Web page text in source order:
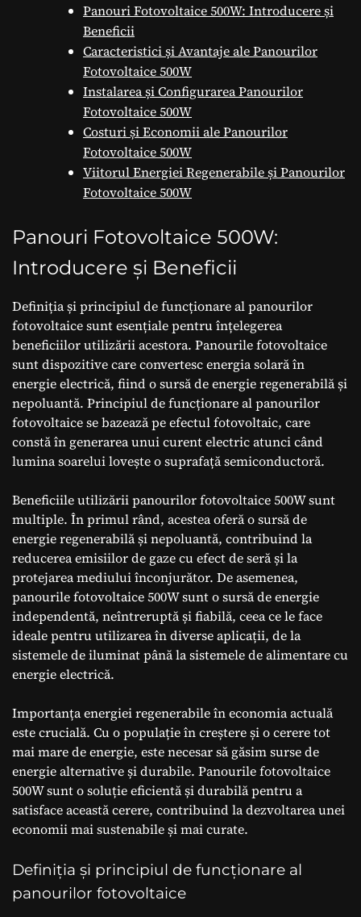
Panouri Fotovoltaice 500W: Introducere și
Beneficii
Caracteristici și Avantaje ale Panourilor
Fotovoltaice 500W
Instalarea și Configurarea Panourilor
Fotovoltaice 500W
Costuri și Economii ale Panourilor
Fotovoltaice 500W
Viitorul Energiei Regenerabile și Panourilor
Fotovoltaice 500W
Panouri Fotovoltaice 500W:
Introducere și Beneficii
Definiția și principiul de funcționare al panourilor
fotovoltaice sunt esențiale pentru înțelegerea
beneficiilor utilizării acestora. Panourile fotovoltaice
sunt dispozitive care convertesc energia solară în
energie electrică, fiind o sursă de energie regenerabilă și
nepoluantă. Principiul de funcționare al panourilor
fotovoltaice se bazează pe efectul fotovoltaic, care
constă în generarea unui curent electric atunci când
lumina soarelui lovește o suprafață semiconductoră.
Beneficiile utilizării panourilor fotovoltaice 500W sunt
multiple. În primul rând, acestea oferă o sursă de
energie regenerabilă și nepoluantă, contribuind la
reducerea emisiilor de gaze cu efect de seră și la
protejarea mediului înconjurător. De asemenea,
panourile fotovoltaice 500W sunt o sursă de energie
independentă, neîntreruptă și fiabilă, ceea ce le face
ideale pentru utilizarea în diverse aplicații, de la
sistemele de iluminat până la sistemele de alimentare cu
energie electrică.
Importanța energiei regenerabile în economia actuală
este crucială. Cu o populație în creștere și o cerere tot
mai mare de energie, este necesar să găsim surse de
energie alternative și durabile. Panourile fotovoltaice
500W sunt o soluție eficientă și durabilă pentru a
satisface această cerere, contribuind la dezvoltarea unei
economii mai sustenabile și mai curate.
Definiția și principiul de funcționare al
panourilor fotovoltaice